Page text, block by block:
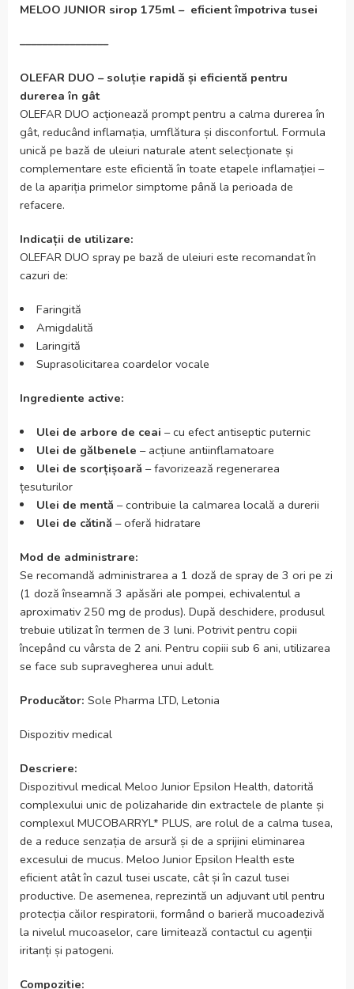
MELOO JUNIOR sirop 175ml – eficient împotriva tusei
––––––––––––––––
OLEFAR DUO – soluție rapidă și eficientă pentru
durerea în gât
OLEFAR DUO acționează prompt pentru a calma durerea în
gât, reducând inflamația, umflătura și disconfortul. Formula
unică pe bază de uleiuri naturale atent selecționate și
complementare este eficientă în toate etapele inflamației –
de la apariția primelor simptome până la perioada de
refacere.
Indicații de utilizare:
OLEFAR DUO spray pe bază de uleiuri este recomandat în
cazuri de:
Faringită
Amigdalită
Laringită
Suprasolicitarea coardelor vocale
Ingrediente active:
Ulei de arbore de ceai – cu efect antiseptic puternic
Ulei de gălbenele – acțiune antiinflamatoare
Ulei de scorțișoară – favorizează regenerarea
țesuturilor
Ulei de mentă – contribuie la calmarea locală a durerii
Ulei de cătină – oferă hidratare
Mod de administrare:
Se recomandă administrarea a 1 doză de spray de 3 ori pe zi
(1 doză înseamnă 3 apăsări ale pompei, echivalentul a
aproximativ 250 mg de produs). După deschidere, produsul
trebuie utilizat în termen de 3 luni. Potrivit pentru copii
începând cu vârsta de 2 ani. Pentru copiii sub 6 ani, utilizarea
se face sub supravegherea unui adult.
Producător: Sole Pharma LTD, Letonia
Dispozitiv medical
Descriere:
Dispozitivul medical Meloo Junior Epsilon Health, datorită
complexului unic de polizaharide din extractele de plante și
complexul MUCOBARRYL* PLUS, are rolul de a calma tusea,
de a reduce senzația de arsură și de a sprijini eliminarea
excesului de mucus. Meloo Junior Epsilon Health este
eficient atât în cazul tusei uscate, cât și în cazul tusei
productive. De asemenea, reprezintă un adjuvant util pentru
protecția căilor respiratorii, formând o barieră mucoadezivă
la nivelul mucoaselor, care limitează contactul cu agenții
iritanți și patogeni.
Compoziție: